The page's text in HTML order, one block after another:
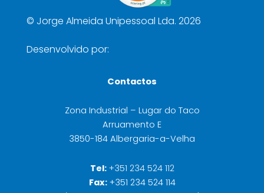
© Jorge Almeida Unipessoal Lda. 2026
Desenvolvido por:
Contactos
Zona Industrial – Lugar do Taco
Arruamento E
3850-184 Albergaria-a-Velha
Tel: +351 234 524 112
Fax:+351 234 524 114